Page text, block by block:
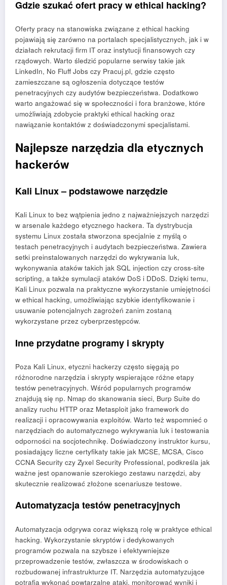
Gdzie szukać ofert pracy w ethical hacking?
Oferty pracy na stanowiska związane z ethical hacking
pojawiają się zarówno na portalach specjalistycznych, jak i w
działach rekrutacji firm IT oraz instytucji finansowych czy
rządowych. Warto śledzić popularne serwisy takie jak
LinkedIn, No Fluff Jobs czy Pracuj.pl, gdzie często
zamieszczane są ogłoszenia dotyczące testów
penetracyjnych czy audytów bezpieczeństwa. Dodatkowo
warto angażować się w społeczności i fora branżowe, które
umożliwiają zdobycie praktyki ethical hacking oraz
nawiązanie kontaktów z doświadczonymi specjalistami.
Najlepsze narzędzia dla etycznych
hackerów
Kali Linux – podstawowe narzędzie
Kali Linux to bez wątpienia jedno z najważniejszych narzędzi
w arsenale każdego etycznego hackera. Ta dystrybucja
systemu Linux została stworzona specjalnie z myślą o
testach penetracyjnych i audytach bezpieczeństwa. Zawiera
setki preinstalowanych narzędzi do wykrywania luk,
wykonywania ataków takich jak SQL injection czy cross-site
scripting, a także symulacji ataków DoS i DDoS. Dzięki temu,
Kali Linux pozwala na praktyczne wykorzystanie umiejętności
w ethical hacking, umożliwiając szybkie identyfikowanie i
usuwanie potencjalnych zagrożeń zanim zostaną
wykorzystane przez cyberprzestępców.
Inne przydatne programy i skrypty
Poza Kali Linux, etyczni hackerzy często sięgają po
różnorodne narzędzia i skrypty wspierające różne etapy
testów penetracyjnych. Wśród popularnych programów
znajdują się np. Nmap do skanowania sieci, Burp Suite do
analizy ruchu HTTP oraz Metasploit jako framework do
realizacji i opracowywania exploitów. Warto też wspomnieć o
narzędziach do automatycznego wykrywania luk i testowania
odporności na socjotechnikę. Doświadczony instruktor kursu,
posiadający liczne certyfikaty takie jak MCSE, MCSA, Cisco
CCNA Security czy Zyxel Security Professional, podkreśla jak
ważne jest opanowanie szerokiego zestawu narzędzi, aby
skutecznie realizować złożone scenariusze testowe.
Automatyzacja testów penetracyjnych
Automatyzacja odgrywa coraz większą rolę w praktyce ethical
hacking. Wykorzystanie skryptów i dedykowanych
programów pozwala na szybsze i efektywniejsze
przeprowadzenie testów, zwłaszcza w środowiskach o
rozbudowanej infrastrukturze IT. Narzędzia automatyzujące
potrafią wykonać powtarzalne ataki, monitorować wyniki i